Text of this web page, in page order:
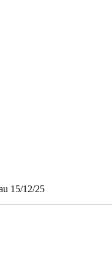
15/12/25